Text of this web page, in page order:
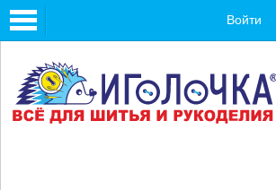
Toggle
navigation
Войти